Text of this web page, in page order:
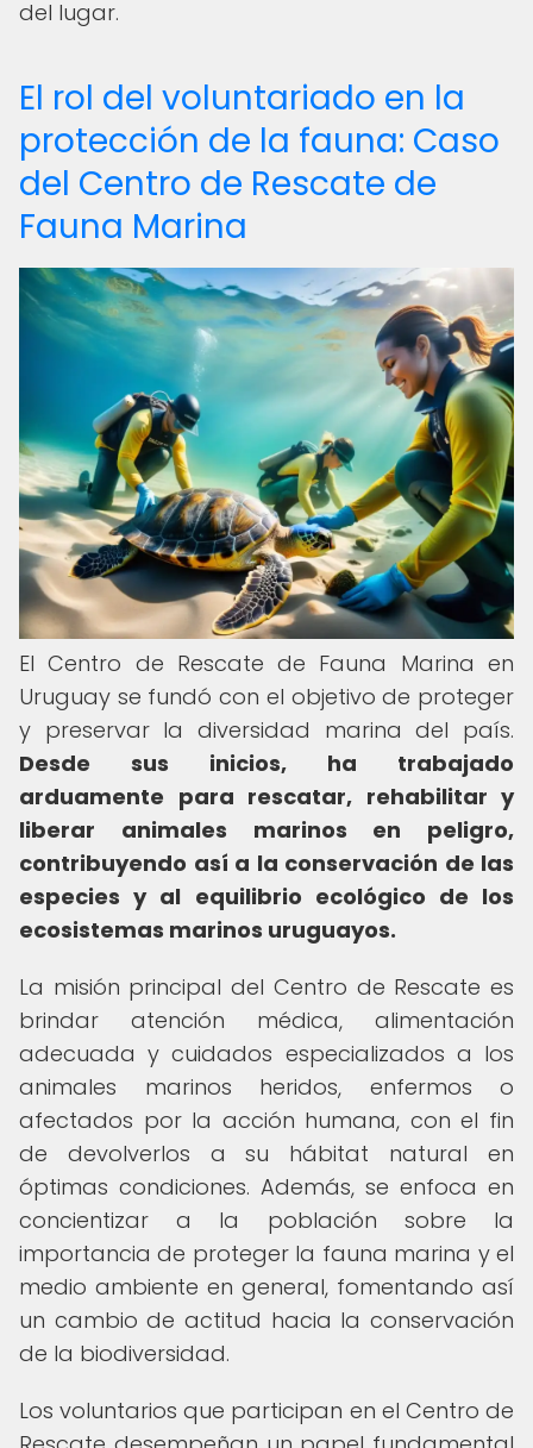
del lugar.
El rol del voluntariado en la
protección de la fauna: Caso
del Centro de Rescate de
Fauna Marina
El Centro de Rescate de Fauna Marina en
Uruguay se fundó con el objetivo de proteger
y preservar la diversidad marina del país.
Desde sus inicios, ha trabajado
arduamente para rescatar, rehabilitar y
liberar animales marinos en peligro,
contribuyendo así a la conservación de las
especies y al equilibrio ecológico de los
ecosistemas marinos uruguayos.
La misión principal del Centro de Rescate es
brindar atención médica, alimentación
adecuada y cuidados especializados a los
animales marinos heridos, enfermos o
afectados por la acción humana, con el fin
de devolverlos a su hábitat natural en
óptimas condiciones. Además, se enfoca en
concientizar a la población sobre la
importancia de proteger la fauna marina y el
medio ambiente en general, fomentando así
un cambio de actitud hacia la conservación
de la biodiversidad.
Los voluntarios que participan en el Centro de